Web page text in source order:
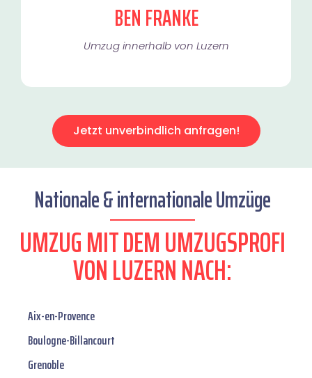
BEN FRANKE
Umzug innerhalb von Luzern​
Jetzt unverbindlich anfragen!
Nationale & internationale Umzüge
UMZUG MIT DEM UMZUGSPROFI
VON LUZERN NACH:
Aix-en-Provence
Boulogne-Billancourt
Grenoble